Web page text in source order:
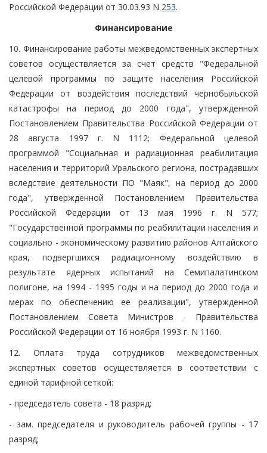
Российской Федерации от 30.03.93 N 253.
Финансирование
10. Финансирование работы межведомственных экспертных
советов осуществляется за счет средств "Федеральной
целевой программы по защите населения Российской
Федерации от воздействия последствий чернобыльской
катастрофы на период до 2000 года", утвержденной
Постановлением Правительства Российской Федерации от
28 августа 1997 г. N 1112; Федеральной целевой
программой "Социальная и радиационная реабилитация
населения и территорий Уральского региона, пострадавших
вследствие деятельности ПО "Маяк", на период до 2000
года", утвержденной Постановлением Правительства
Российской Федерации от 13 мая 1996 г. N 577;
"Государственной программы по реабилитации населения и
социально - экономическому развитию районов Алтайского
края, подвергшихся радиационному воздействию в
результате ядерных испытаний на Семипалатинском
полигоне, на 1994 - 1995 годы и на период до 2000 года и
мерах по обеспечению ее реализации", утвержденной
Постановлением Совета Министров - Правительства
Российской Федерации от 16 ноября 1993 г. N 1160.
12. Оплата труда сотрудников межведомственных
экспертных советов осуществляется в соответствии с
единой тарифной сеткой:
- председатель совета - 18 разряд;
- зам. председателя и руководитель рабочей группы - 17
разряд;